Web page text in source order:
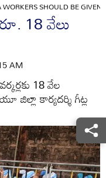
SHOULD BE
18 వేలు
AM
18 వేల
జిల్లా కార్యదర్శి గీట్ల